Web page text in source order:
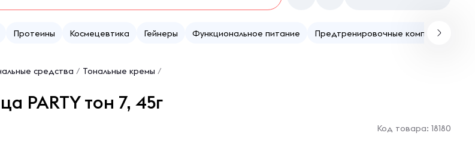
Протеины Космецевтика Гейнеры Функциональное питание Предтренировочные комплексы
средства / Тональные кремы /
PARTY тон 7, 45г
Код товара: 18180